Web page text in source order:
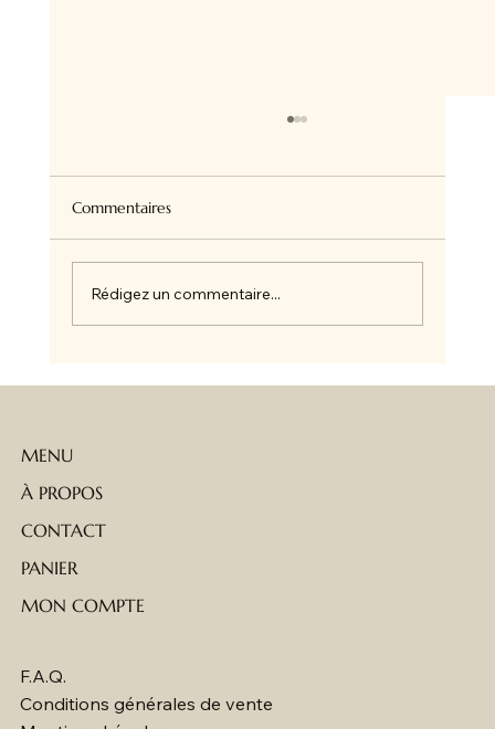
Commentaires
Rédigez un commentaire...
MENU
À PROPOS
CONTACT
PANIER
MON COMPTE
F.A.Q.
Conditions générales de vente